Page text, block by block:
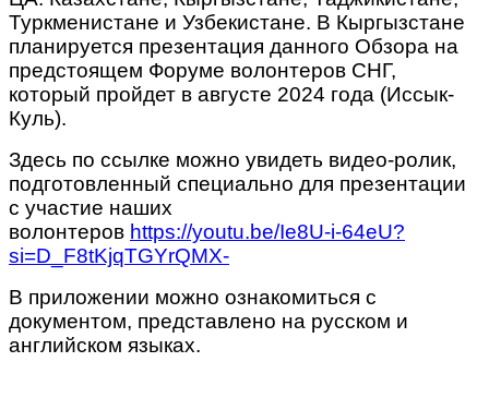
Туркменистане и Узбекистане. В Кыргызстане
планируется презентация данного Обзора на
предстоящем Форуме волонтеров СНГ,
который пройдет в августе 2024 года (Иссык-
Куль).
Здесь по ссылке можно увидеть видео-ролик,
подготовленный специально для презентации
с участие наших
волонтеров https://youtu.be/Ie8U-i-64eU?
si=D_F8tKjqTGYrQMX-
В приложении можно ознакомиться с
документом, представлено на русском и
английском языках.